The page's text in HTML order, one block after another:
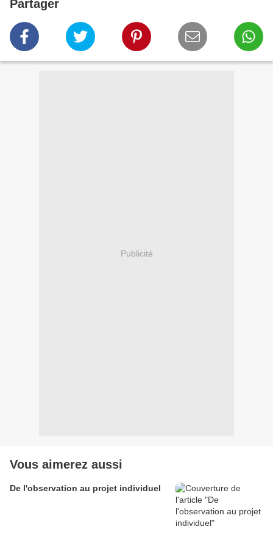
Partager
Publicité
Vous aimerez aussi
De l'observation au projet individuel